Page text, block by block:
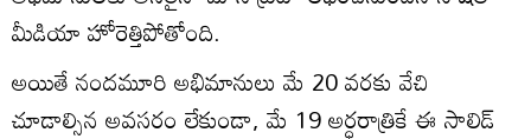
మీడియా హోరెత్తిపోతోంది.
అయితే నందమూరి అభిమానులు మే 20 వరకు వేచి
చూడాల్సిన అవసరం లేకుండా, మే 19 అర్ధరాత్రికే ఈ సాలిడ్